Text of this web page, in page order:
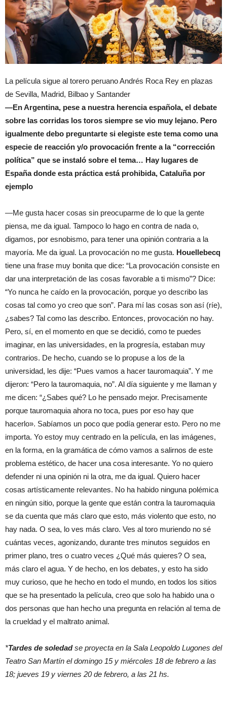
La película sigue al torero peruano Andrés Roca Rey en plazas
de Sevilla, Madrid, Bilbao y Santander
—En Argentina, pese a nuestra herencia española, el debate
sobre las corridas los toros siempre se vio muy lejano. Pero
igualmente debo preguntarte si elegiste este tema como una
especie de reacción y/o provocación frente a la “corrección
política” que se instaló sobre el tema… Hay lugares de
España donde esta práctica está prohibida, Cataluña por
ejemplo
—Me gusta hacer cosas sin preocuparme de lo que la gente
piensa, me da igual. Tampoco lo hago en contra de nada o,
digamos, por esnobismo, para tener una opinión contraria a la
mayoría. Me da igual. La provocación no me gusta. Houellebecq
tiene una frase muy bonita que dice: “La provocación consiste en
dar una interpretación de las cosas favorable a ti mismo”? Dice:
“Yo nunca he caído en la provocación, porque yo describo las
cosas tal como yo creo que son”. Para mí las cosas son así (ríe),
¿sabes? Tal como las describo. Entonces, provocación no hay.
Pero, sí, en el momento en que se decidió, como te puedes
imaginar, en las universidades, en la progresía, estaban muy
contrarios. De hecho, cuando se lo propuse a los de la
universidad, les dije: “Pues vamos a hacer tauromaquia”. Y me
dijeron: “Pero la tauromaquia, no”. Al día siguiente y me llaman y
me dicen: “¿Sabes qué? Lo he pensado mejor. Precisamente
porque tauromaquia ahora no toca, pues por eso hay que
hacerlo». Sabíamos un poco que podía generar esto. Pero no me
importa. Yo estoy muy centrado en la película, en las imágenes,
en la forma, en la gramática de cómo vamos a salirnos de este
problema estético, de hacer una cosa interesante. Yo no quiero
defender ni una opinión ni la otra, me da igual. Quiero hacer
cosas artísticamente relevantes. No ha habido ninguna polémica
en ningún sitio, porque la gente que están contra la tauromaquia
se da cuenta que más claro que esto, más violento que esto, no
hay nada. O sea, lo ves más claro. Ves al toro muriendo no sé
cuántas veces, agonizando, durante tres minutos seguidos en
primer plano, tres o cuatro veces ¿Qué más quieres? O sea,
más claro el agua. Y de hecho, en los debates, y esto ha sido
muy curioso, que he hecho en todo el mundo, en todos los sitios
que se ha presentado la película, creo que solo ha habido una o
dos personas que han hecho una pregunta en relación al tema de
la crueldad y el maltrato animal.
*Tardes de soledadse proyecta en la Sala Leopoldo Lugones del
Teatro San Martín el domingo 15 y miércoles 18 de febrero a las
18; jueves 19 y viernes 20 de febrero, a las 21 hs.